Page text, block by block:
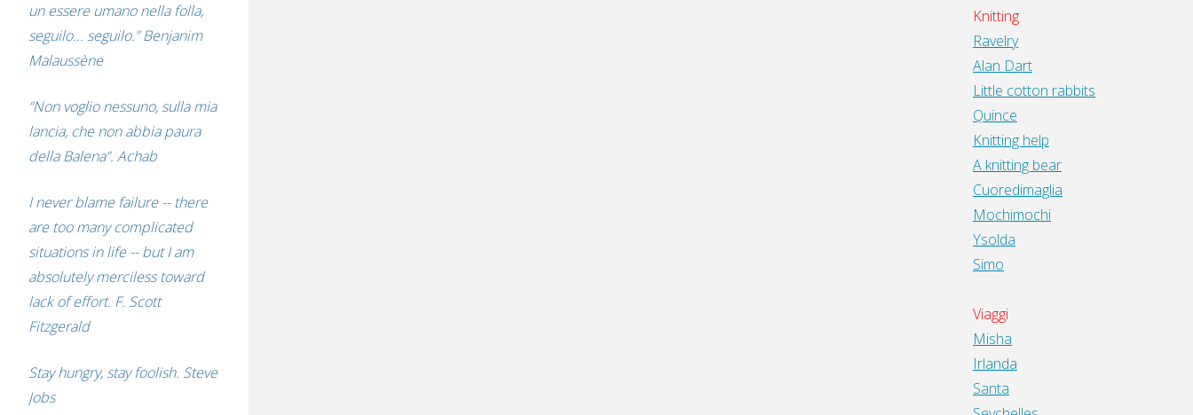
un essere umano nella folla,
seguilo... seguilo.” Benjanim
Malaussène
“Non voglio nessuno, sulla mia
lancia, che non abbia paura
della Balena”. Achab
I never blame failure -- there
are too many complicated
situations in life -- but I am
absolutely merciless toward
lack of effort. F. Scott
Fitzgerald
Stay hungry, stay foolish. Steve
Jobs
Knitting
Ravelry
Alan Dart
Little cotton rabbits
Quince
Knitting help
A knitting bear
Cuoredimaglia
Mochimochi
Ysolda
Simo
Viaggi
Misha
Irlanda
Santa